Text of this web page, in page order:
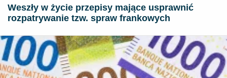
Weszły w życie przepisy mające usprawnić
rozpatrywanie tzw. spraw frankowych